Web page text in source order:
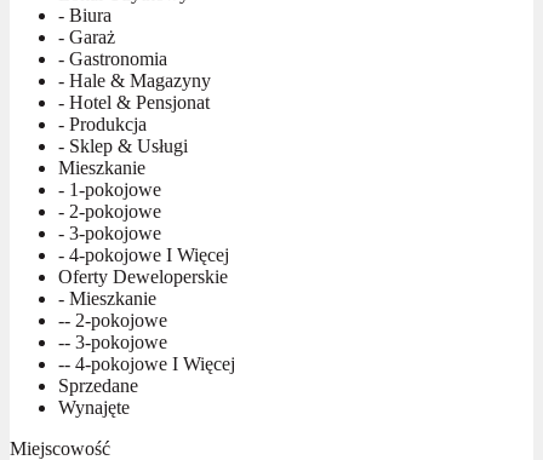
- Biura
- Garaż
- Gastronomia
- Hale & Magazyny
- Hotel & Pensjonat
- Produkcja
- Sklep & Usługi
Mieszkanie
- 1-pokojowe
- 2-pokojowe
- 3-pokojowe
- 4-pokojowe I Więcej
Oferty Deweloperskie
- Mieszkanie
-- 2-pokojowe
-- 3-pokojowe
-- 4-pokojowe I Więcej
Sprzedane
Wynajęte
Miejscowość